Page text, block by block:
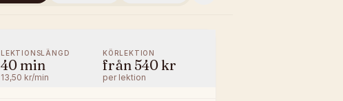
LEKTIONSLÄNGD
40min
13,50 kr/min
KÖRLEKTION
från 540 kr
per lektion